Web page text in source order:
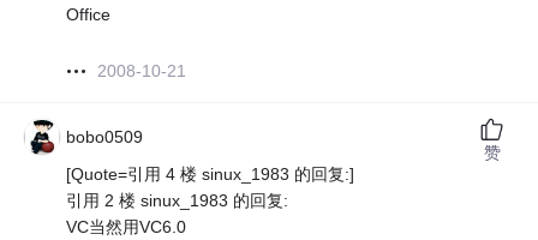
Office
2008-10-21
bobo0509
[Quote=引用 4 楼 sinux_1983 的回复:]
引用 2 楼 sinux_1983 的回复:
VC当然用VC6.0
赞